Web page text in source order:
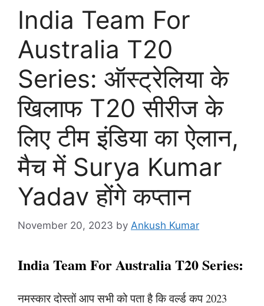
India Team For
Australia T20
Series: ऑस्ट्रेलिया के
खिलाफ T20 सीरीज के
लिए टीम इंडिया का ऐलान,
मैच में Surya Kumar
Yadav होंगे कप्तान
November 20, 2023 by Ankush Kumar
India Team For Australia T20 Series:
नमस्कार दोस्तों आप सभी को पता है कि वर्ल्ड कप 2023